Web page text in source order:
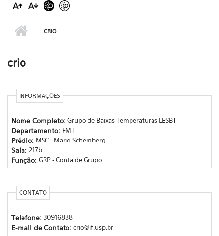
CRIO
crio
INFORMAÇÕES
Nome Completo: Grupo de Baixas Temperaturas LESBT
Departamento: FMT
Prédio: MSC - Mario Schemberg
Sala: 217b
Função: GRP - Conta de Grupo
CONTATO
Telefone: 30916888
E-mail de Contato: crio@if.usp.br